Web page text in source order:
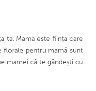
ta. Mama este ființa care
florale pentru mamă sunt
mamei că te gândești cu